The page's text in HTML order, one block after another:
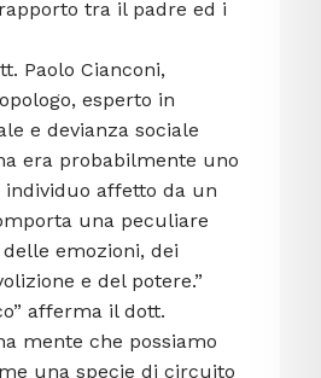
tra il padre ed i
Paolo Cianconi,
esperto in
e devianza sociale
era probabilmente uno
individuo affetto da un
una peculiare
emozioni, dei
e del potere.”
afferma il dott.
mente che possiamo
una specie di circuito